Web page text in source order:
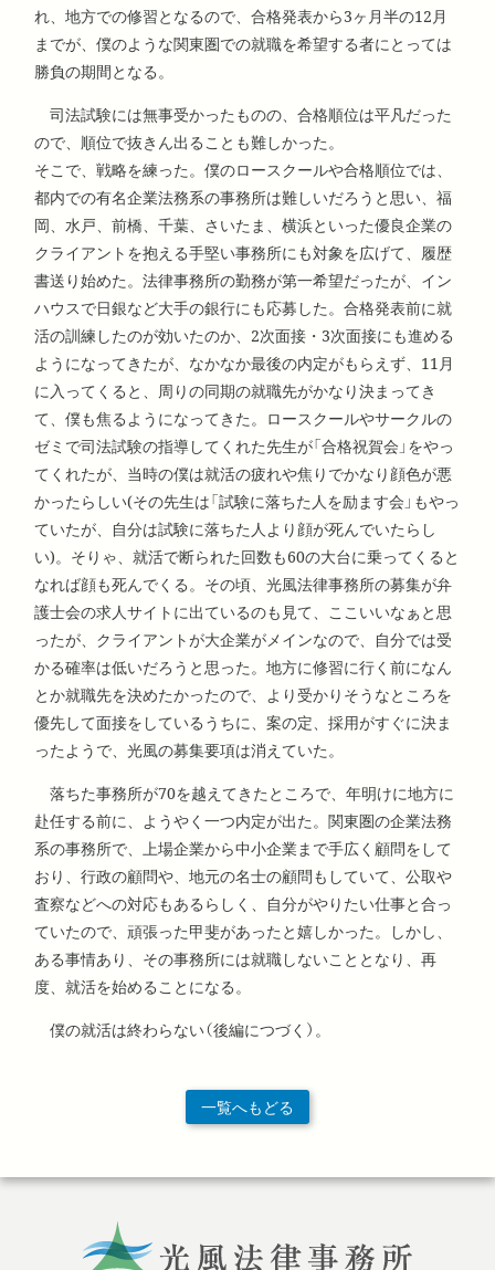
れ、地方での修習となるので、合格発表から3ヶ月半の12月
までが、僕のような関東圏での就職を希望する者にとっては
勝負の期間となる。
司法試験には無事受かったものの、合格順位は平凡だった
ので、順位で抜きん出ることも難しかった。
そこで、戦略を練った。僕のロースクールや合格順位では、
都内での有名企業法務系の事務所は難しいだろうと思い、福
岡、水戸、前橋、千葉、さいたま、横浜といった優良企業の
クライアントを抱える手堅い事務所にも対象を広げて、履歴
書送り始めた。法律事務所の勤務が第一希望だったが、イン
ハウスで日銀など大手の銀行にも応募した。合格発表前に就
活の訓練したのが効いたのか、2次面接・3次面接にも進める
ようになってきたが、なかなか最後の内定がもらえず、11月
に入ってくると、周りの同期の就職先がかなり決まってき
て、僕も焦るようになってきた。ロースクールやサークルの
ゼミで司法試験の指導してくれた先生が「合格祝賀会」をやっ
てくれたが、当時の僕は就活の疲れや焦りでかなり顔色が悪
かったらしい(その先生は「試験に落ちた人を励ます会」もやっ
ていたが、自分は試験に落ちた人より顔が死んでいたらし
い)。そりゃ、就活で断られた回数も60の大台に乗ってくると
なれば顔も死んでくる。その頃、光風法律事務所の募集が弁
護士会の求人サイトに出ているのも見て、ここいいなぁと思
ったが、クライアントが大企業がメインなので、自分では受
かる確率は低いだろうと思った。地方に修習に行く前になん
とか就職先を決めたかったので、より受かりそうなところを
優先して面接をしているうちに、案の定、採用がすぐに決ま
ったようで、光風の募集要項は消えていた。
落ちた事務所が70を越えてきたところで、年明けに地方に
赴任する前に、ようやく一つ内定が出た。関東圏の企業法務
系の事務所で、上場企業から中小企業まで手広く顧問をして
おり、行政の顧問や、地元の名士の顧問もしていて、公取や
査察などへの対応もあるらしく、自分がやりたい仕事と合っ
ていたので、頑張った甲斐があったと嬉しかった。しかし、
ある事情あり、その事務所には就職しないこととなり、再
度、就活を始めることになる。
僕の就活は終わらない（後編につづく）。
一覧へもどる